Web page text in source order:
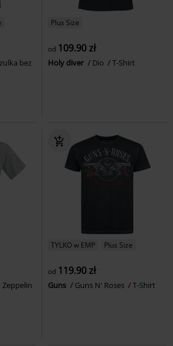
bez
Plus Size
od 109.90 zł
Holy diver Dio T-Shirt
Zeppelin
TYLKO w EMP Plus Size
od 119.90 zł
Guns Guns N' Roses T-Shirt